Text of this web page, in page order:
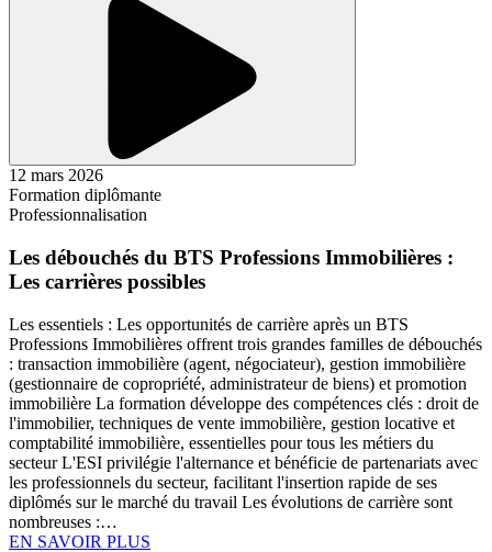
12 mars 2026
Formation diplômante
Professionnalisation
Les débouchés du BTS Professions Immobilières :
Les carrières possibles
Les essentiels : Les opportunités de carrière après un BTS
Professions Immobilières offrent trois grandes familles de débouchés
: transaction immobilière (agent, négociateur), gestion immobilière
(gestionnaire de copropriété, administrateur de biens) et promotion
immobilière La formation développe des compétences clés : droit de
l'immobilier, techniques de vente immobilière, gestion locative et
comptabilité immobilière, essentielles pour tous les métiers du
secteur L'ESI privilégie l'alternance et bénéficie de partenariats avec
les professionnels du secteur, facilitant l'insertion rapide de ses
diplômés sur le marché du travail Les évolutions de carrière sont
nombreuses :…
EN SAVOIR PLUS